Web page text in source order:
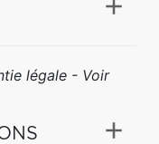
légale - Voir